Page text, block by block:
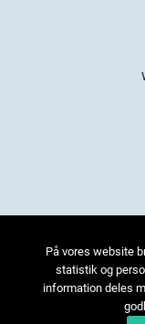
På vores website
statistik og
information deles